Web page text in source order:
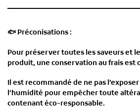
🐟 Préconisations :
Pour préserver toutes les saveurs et
produit, une conservation au frais est
Il est recommandé de ne pas
l’humidité pour empêcher toute
contenant éco-responsable.